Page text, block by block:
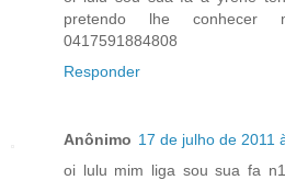
pretendo lhe conhecer
0417591884808
Responder
Anônimo 17 de julho de 2011
oi lulu mim liga sou sua fa